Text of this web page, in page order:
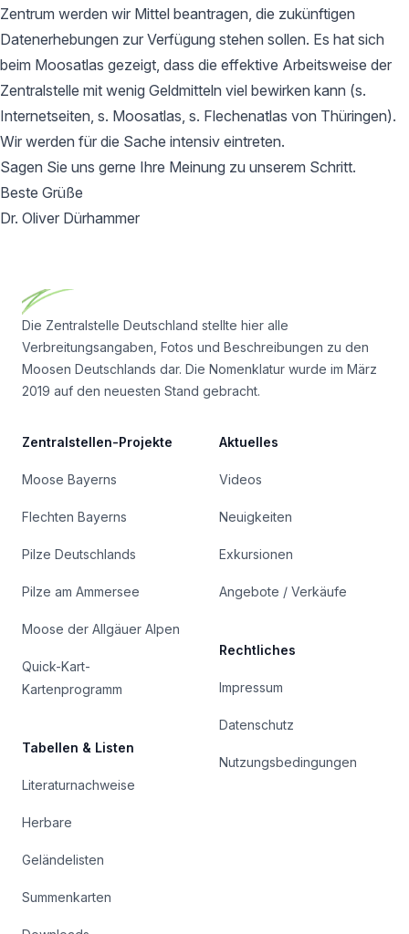
Zentrum werden wir Mittel beantragen, die zukünftigen
Datenerhebungen zur Verfügung stehen sollen. Es hat sich
beim Moosatlas gezeigt, dass die effektive Arbeitsweise der
Zentralstelle mit wenig Geldmitteln viel bewirken kann (s.
Internetseiten, s. Moosatlas, s. Flechenatlas von Thüringen).
Wir werden für die Sache intensiv eintreten.
Sagen Sie uns gerne Ihre Meinung zu unserem Schritt.
Beste Grüße
Dr. Oliver Dürhammer
Die Zentralstelle Deutschland stellte hier alle
Verbreitungsangaben, Fotos und Beschreibungen zu den
Moosen Deutschlands dar. Die Nomenklatur wurde im März
2019 auf den neuesten Stand gebracht.
Zentralstellen-Projekte
Moose Bayerns
Flechten Bayerns
Pilze Deutschlands
Pilze am Ammersee
Moose der Allgäuer Alpen
Quick-Kart-
Kartenprogramm
Tabellen & Listen
Literaturnachweise
Herbare
Geländelisten
Summenkarten
Aktuelles
Videos
Neuigkeiten
Exkursionen
Angebote / Verkäufe
Rechtliches
Impressum
Datenschutz
Nutzungsbedingungen